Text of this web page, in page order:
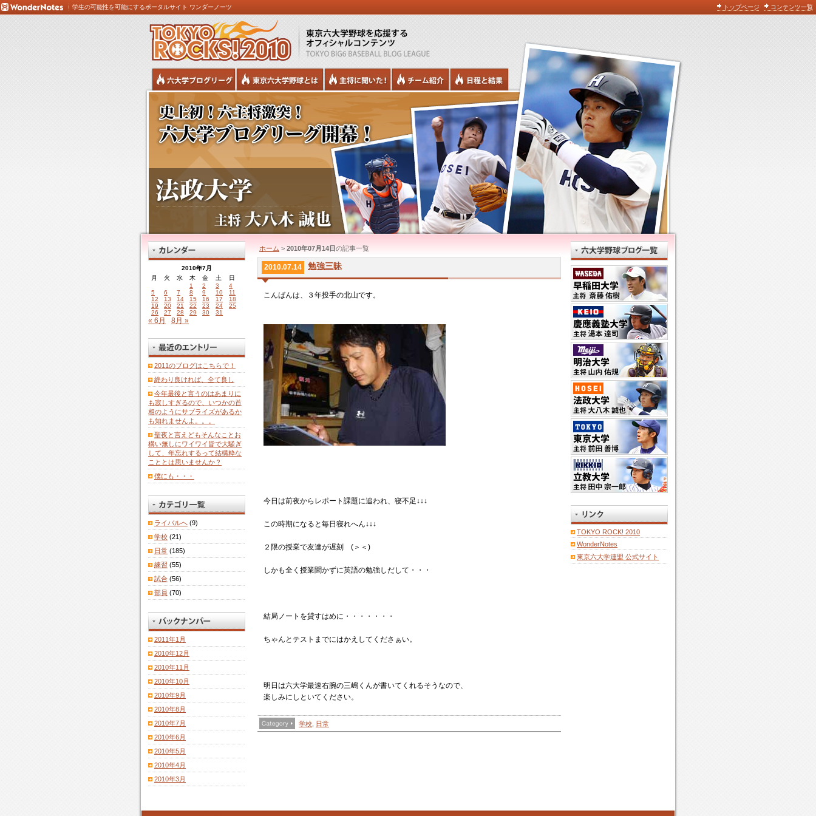
学生の可能性を可能にするポータルサイト ワンダーノーツ トップページ コンテンツ一覧
ホーム > 2010年07月14日の記事一覧
2010.07.14 勉強三昧
こんばんは、３年投手の北山です。
今日は前夜からレポート課題に追われ、寝不足↓↓↓
この時期になると毎日寝れへん↓↓↓
２限の授業で友達が遅刻 (＞＜)
しかも全く授業聞かずに英語の勉強しだして・・・
結局ノートを貸すはめに・・・・・・・
ちゃんとテストまでにはかえしてくださぁい。
明日は六大学最速右腕の三嶋くんが書いてくれるそうなので、
楽しみにしといてください。
学校 日常
TOKYO ROCK! 2010
WonderNotes
東京六大学連盟 公式サイト
2010年7月
月
火 水 木 金 土
日
1
2 3
4
5
6 7 8 9 10
11
12
13 14 15 16 17
18
19
20 21 22 23 24
25
26
27 28 29 30 31
« 6月 8月 »
2011のブログはこちらで！
終わり良ければ、全て良し
今年最後と言うのはあまりに
も寂しすぎるので、いつかの首
相のようにサプライズがあるか
も知れませんよ。。。
聖夜と言えどもそんなことお
構い無しにワイワイ皆で大騒ぎ
して、年忘れするって結構粋な
こととは思いませんか？
僕にも・・・
ライバルへ (9)
学校 (21)
日常 (185)
練習 (55)
試合 (56)
部員 (70)
2011年1月
2010年12月
2010年11月
2010年10月
2010年9月
2010年8月
2010年7月
2010年6月
2010年5月
2010年4月
2010年3月